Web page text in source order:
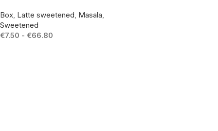
Box, Latte sweetened, Masala,
Sweetened
€7.50 - €66.80